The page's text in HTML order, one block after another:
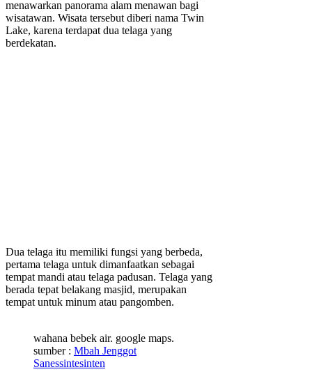
menawarkan panorama alam menawan bagi
wisatawan. Wisata tersebut diberi nama Twin
Lake, karena terdapat dua telaga yang
berdekatan.
Dua telaga itu memiliki fungsi yang berbeda,
pertama telaga untuk dimanfaatkan sebagai
tempat mandi atau telaga padusan. Telaga yang
berada tepat belakang masjid, merupakan
tempat untuk minum atau pangomben.
wahana bebek air. google maps.
sumber : Mbah Jenggot
Sanessintesinten